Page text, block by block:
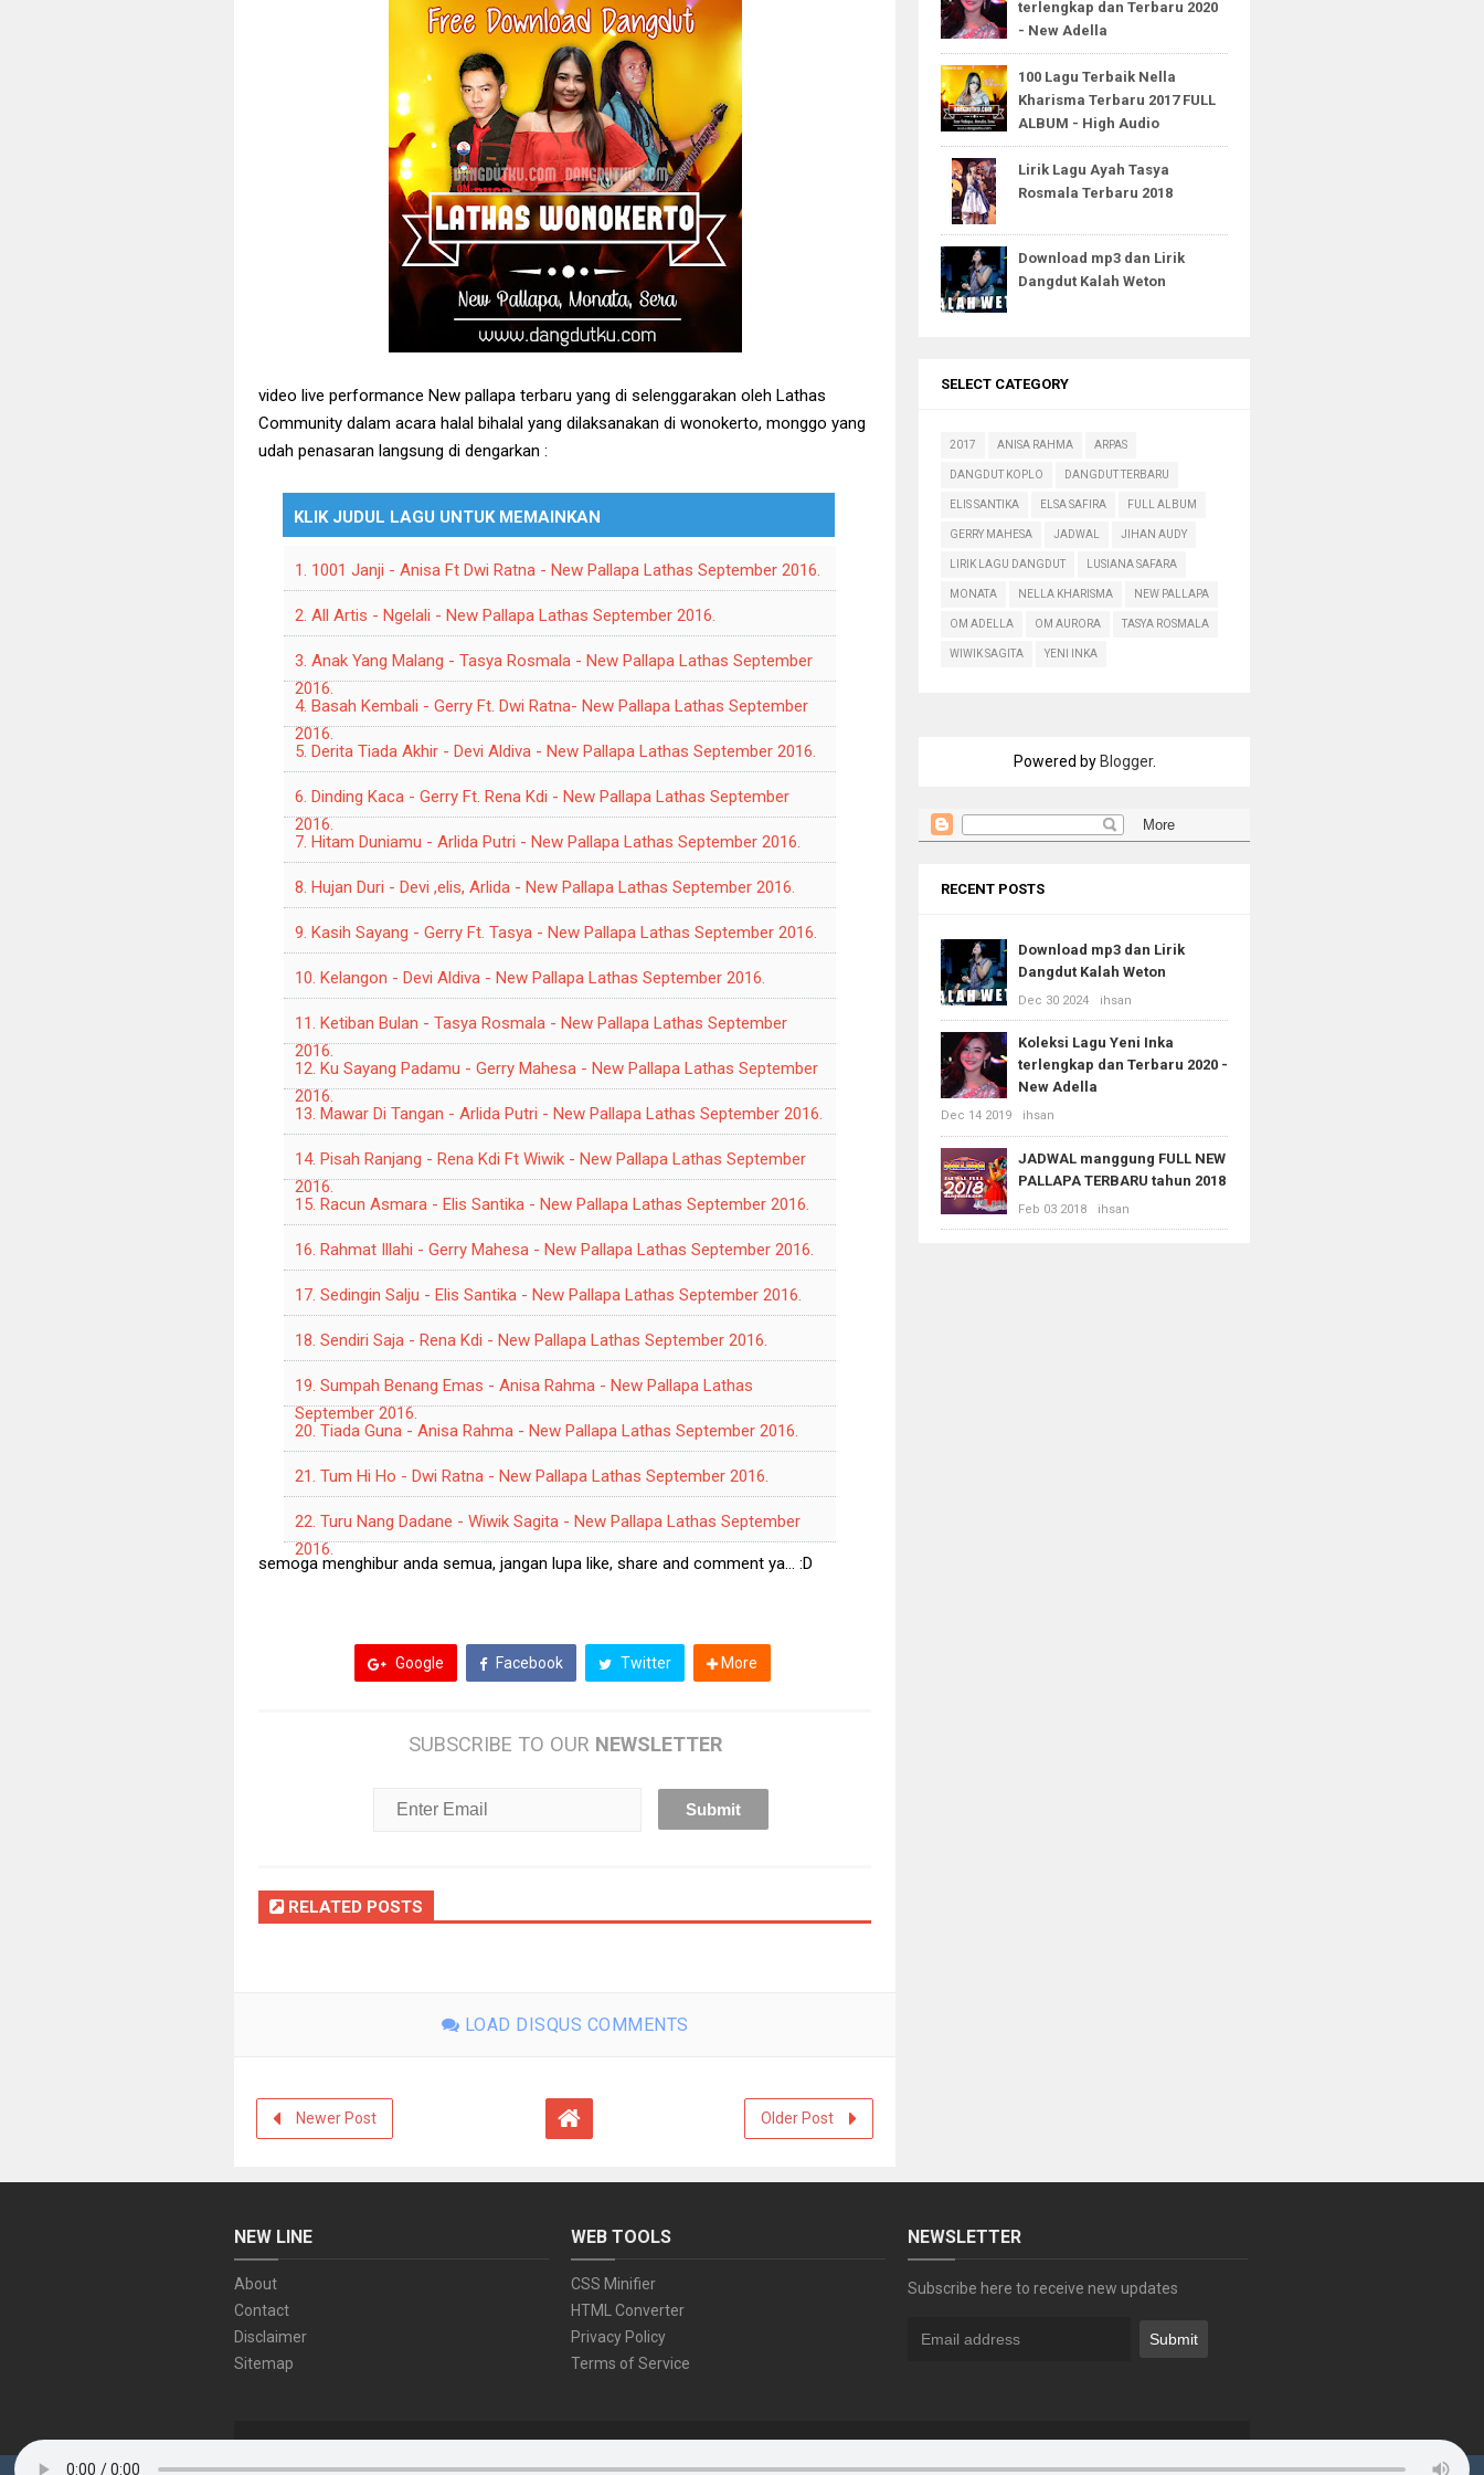
Lagu terbaru Gerry Mahesa - Sifana + Lirik
Full New Pallapa Terbaru 2017 Karang Bener Kudus - Compack Community
35 Lagu Dangdut Terbaik Jihan Audy Terbaru 2017
57 Lagu terbaik Tasya Rosmala Full Album New Pallapa Terbaru 2017
[FULL] Koleksi 85 Lagu Lusiana Safara Terbaru New pallapa, Monata, Sera
New Pallapa Terbaru Puink Community 2016
New Pallapa Terbaru - Lathas Wonokerto September 2016
Sejuta Luka - Elis Santika New Pallapa + Lirik
Si Kecil - Anisa Rahma New pallapa + Lirik
Download mp3 dan Lirik Dangdut Kalah Weton
video live performance New pallapa terbaru yang di selenggarakan oleh Lathas
Community dalam acara halal bihalal yang dilaksanakan di wonokerto, monggo yang
udah penasaran langsung di dengarkan :
KLIK JUDUL LAGU UNTUK MEMAINKAN
1. 1001 Janji - Anisa Ft Dwi Ratna - New Pallapa Lathas September 2016.
2. All Artis - Ngelali - New Pallapa Lathas September 2016.
3. Anak Yang Malang - Tasya Rosmala - New Pallapa Lathas September
2016.
4. Basah Kembali - Gerry Ft. Dwi Ratna- New Pallapa Lathas September
2016.
5. Derita Tiada Akhir - Devi Aldiva - New Pallapa Lathas September 2016.
6. Dinding Kaca - Gerry Ft. Rena Kdi - New Pallapa Lathas September
2016.
7. Hitam Duniamu - Arlida Putri - New Pallapa Lathas September 2016.
8. Hujan Duri - Devi ,elis, Arlida - New Pallapa Lathas September 2016.
9. Kasih Sayang - Gerry Ft. Tasya - New Pallapa Lathas September 2016.
10. Kelangon - Devi Aldiva - New Pallapa Lathas September 2016.
11. Ketiban Bulan - Tasya Rosmala - New Pallapa Lathas September
2016.
12. Ku Sayang Padamu - Gerry Mahesa - New Pallapa Lathas September
2016.
13. Mawar Di Tangan - Arlida Putri - New Pallapa Lathas September 2016.
14. Pisah Ranjang - Rena Kdi Ft Wiwik - New Pallapa Lathas September
2016.
15. Racun Asmara - Elis Santika - New Pallapa Lathas September 2016.
16. Rahmat Illahi - Gerry Mahesa - New Pallapa Lathas September 2016.
17. Sedingin Salju - Elis Santika - New Pallapa Lathas September 2016.
18. Sendiri Saja - Rena Kdi - New Pallapa Lathas September 2016.
19. Sumpah Benang Emas - Anisa Rahma - New Pallapa Lathas
September 2016.
20. Tiada Guna - Anisa Rahma - New Pallapa Lathas September 2016.
21. Tum Hi Ho - Dwi Ratna - New Pallapa Lathas September 2016.
22. Turu Nang Dadane - Wiwik Sagita - New Pallapa Lathas September
2016.
semoga menghibur anda semua, jangan lupa like, share and comment ya... :D
Google Facebook Twitter More
SUBSCRIBE TO OUR NEWSLETTER
RELATED POSTS
LOAD DISQUS COMMENTS
Newer Post Older Post
terlengkap dan Terbaru 2020
- New Adella
100 Lagu Terbaik Nella
Kharisma Terbaru 2017 FULL
ALBUM - High Audio
Lirik Lagu Ayah Tasya
Rosmala Terbaru 2018
Download mp3 dan Lirik
Dangdut Kalah Weton
SELECT CATEGORY
2017 ANISA RAHMA ARPAS
DANGDUT KOPLO DANGDUT TERBARU
ELIS SANTIKA ELSA SAFIRA FULL ALBUM
GERRY MAHESA JADWAL JIHAN AUDY
LIRIK LAGU DANGDUT LUSIANA SAFARA
MONATA NELLA KHARISMA NEW PALLAPA
OM ADELLA OM AURORA TASYA ROSMALA
WIWIK SAGITA YENI INKA
Powered by Blogger.
RECENT POSTS
Download mp3 dan Lirik
Dangdut Kalah Weton
Dec 30 2024 ihsan
Koleksi Lagu Yeni Inka
terlengkap dan Terbaru 2020 -
New Adella
Dec 14 2019 ihsan
JADWAL manggung FULL NEW
PALLAPA TERBARU tahun 2018
Feb 03 2018 ihsan
NEW LINE
About
Contact
Disclaimer
Sitemap
WEB TOOLS
CSS Minifier
HTML Converter
Privacy Policy
Terms of Service
NEWSLETTER
Subscribe here to receive new updates
Template byArlina Design